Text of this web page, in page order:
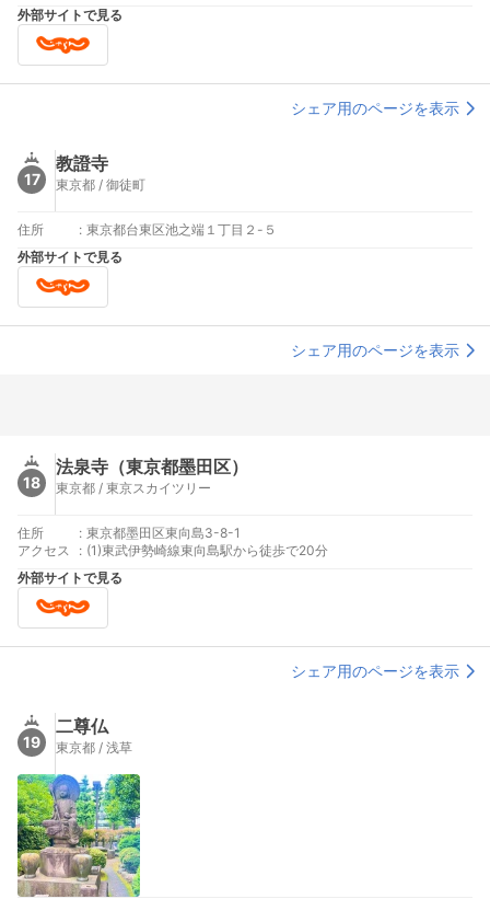
外部サイトで見る
シェア用のページを表示
17
教證寺
東京都 / 御徒町
住所 : 東京都台東区池之端１丁目２-５
外部サイトで見る
シェア用のページを表示
18
法泉寺（東京都墨田区）
東京都 / 東京スカイツリー
住所 : 東京都墨田区東向島3-8-1
アクセス
: (1)東武伊勢崎線東向島駅から徒歩で20分
外部サイトで見る
シェア用のページを表示
19
二尊仏
東京都 / 浅草